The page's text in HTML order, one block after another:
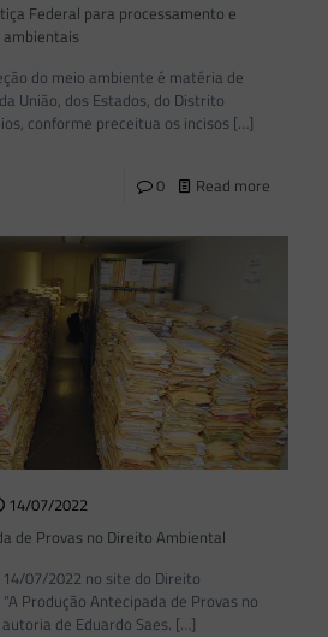
Federal para processamento e
do meio ambiente é matéria de
União, dos Estados, do Distrito
conforme preceitua os incisos […]
0 Read more
14/07/2022
de Provas no Direito Ambiental
07/2022 no site do Direito
Produção Antecipada de Provas no
de Eduardo Saes. […]